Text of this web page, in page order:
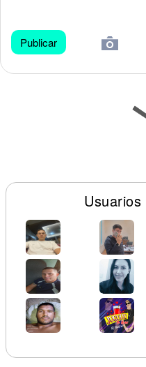
Publicar
Usuarios